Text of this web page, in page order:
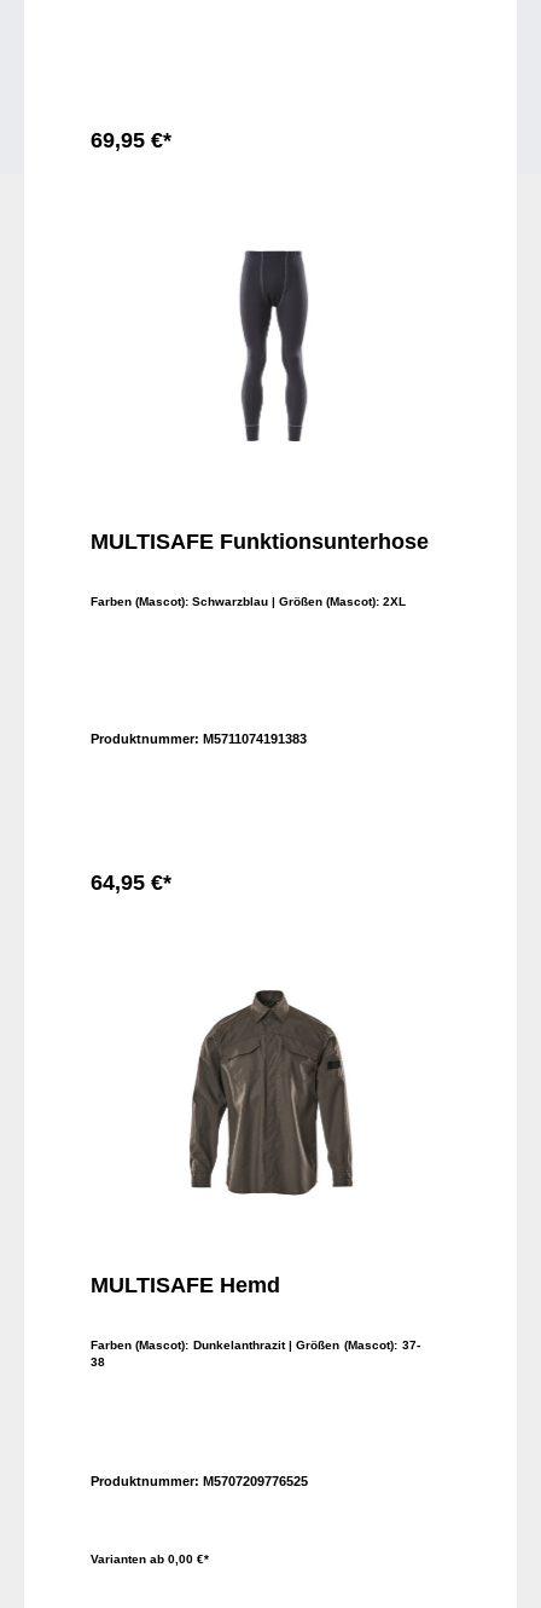
69,95 €*
MULTISAFE Funktionsunterhose
Farben (Mascot): Schwarzblau | Größen (Mascot): 2XL
Produktnummer: M5711074191383
64,95 €*
MULTISAFE Hemd
Farben (Mascot): Dunkelanthrazit | Größen (Mascot): 37-
38
Produktnummer: M5707209776525
Varianten ab0,00 €*